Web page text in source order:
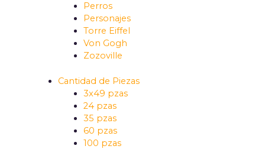
Perros
Personajes
Torre Eiffel
Von Gogh
Zozoville
Cantidad de Piezas
3x49 pzas
24 pzas
35 pzas
60 pzas
100 pzas